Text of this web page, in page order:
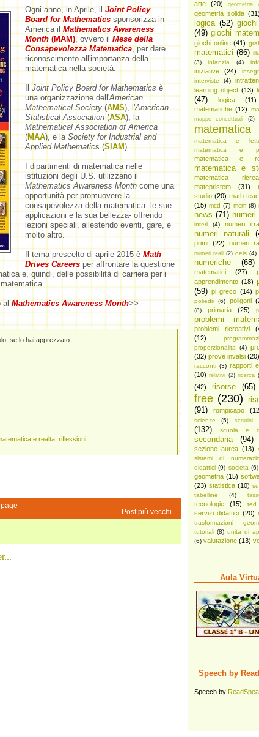
arte
(20) geometria
geometria solida (31)
logica (52)
(49) giochi
giochi online (41)
matematici (86)
(3)
infanzia (4)
iniziative (24)
interviste
(4)
learning object (13)
(47)
logica (11)
matematiche (12)
mappe concettuali (2)
matematica
matematica e
matematica e
matematica e
matematica e
matematica
matepristem
(31)
studio (20) math
(15) mcd (7) mcm (8)
news (71) numeri
interi
(4) numeri
numeri naturali
primi
(22) numeri
numeri reali (2) oeis (4)
numeriche
(68)
matematici
(27)
apprendimento (18)
(59) pi greco (14)
poliedri (6) poligoni
(8)
primaria (25)
problemi
problemi ricreativi
(12)
proporzionalita
(4)
(32) prove invalsi (20)
racconti (3) rapporti
(10) relativi (2) ricerca
(42)
risorse (65)
free (230)
(91)
rompicapo
scienze
(5) scrutini
(132)
scuola e
secondaria (94)
sezione aurea (13)
sistemi di
didattici (9) societa (6)
geometria (15)
(23) statistica (10)
tabelline
(4)
tecnologie (15) ted
servizi didattici (20)
trasformazioni
tutoriali (8) unita di
(6) valutazione (13)
Aula
Speech by
Speech by
Ogni anno, in Aprile, ilJoint Policy
Board for Mathematicssponsorizza in
America il Mathematics Awareness
Month (MAM), ovvero il Mese della
Consapevolezza Matematica, per dare
riconoscimento all'importanza della
matematica nella società.
Joint Policy Board for Mathematics è
una organizzazione dell'American
Mathematical Society(AMS), l'American
Statistical Association(ASA), la
Mathematical Association of America
(MAA), e laSociety for Industrial and
Applied Mathematics (SIAM).
I dipartimenti di matematica nelle
istituzioni degli U.S. utilizzano il
Mathematics Awareness Monthcome una
opportunità per promuovere la
consapevolezza della matematica- le sue
applicazioni e la sua bellezza- offrendo
lezioni speciali, allestendo eventi, gare, e
molto altro.
Il tema prescelto di aprile 2015 è Math
Drives Careersper affrontare la questione
e, quindi, delle possibilità di carriera per i
alMathematics Awareness Month>>
se lo hai apprezzato.
e realta, riflessioni
Post più vecchi